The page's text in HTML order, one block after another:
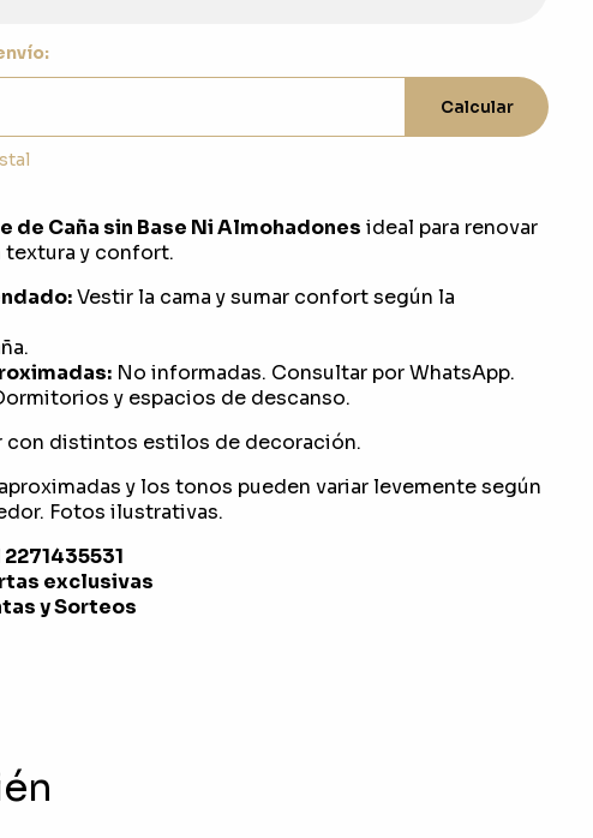
Calcular
de Caña sin Base Ni Almohadones ideal para renovar
y confort.
Vestir la cama y sumar confort según la
No informadas. Consultar por WhatsApp.
y espacios de descanso.
con distintos estilos de decoración.
y los tonos pueden variar levemente según
Fotos ilustrativas.
exclusivas
y Sorteos